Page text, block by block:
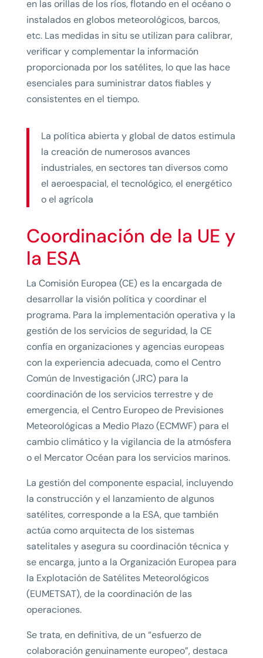
en las orillas de los ríos, flotando en el océano o
instalados en globos meteorológicos, barcos,
etc. Las medidas in situ se utilizan para calibrar,
verificar y complementar la información
proporcionada por los satélites, lo que las hace
esenciales para suministrar datos fiables y
consistentes en el tiempo.
La política abierta y global de datos estimula
la creación de numerosos avances
industriales, en sectores tan diversos como
el aeroespacial, el tecnológico, el energético
o el agrícola
Coordinación de la UE y
la ESA
La Comisión Europea (CE) es la encargada de
desarrollar la visión política y coordinar el
programa. Para la implementación operativa y la
gestión de los servicios de seguridad, la CE
confía en organizaciones y agencias europeas
con la experiencia adecuada, como el Centro
Común de Investigación (JRC) para la
coordinación de los servicios terrestre y de
emergencia, el Centro Europeo de Previsiones
Meteorológicas a Medio Plazo (ECMWF) para el
cambio climático y la vigilancia de la atmósfera
o el Mercator Océan para los servicios marinos.
La gestión del componente espacial, incluyendo
la construcción y el lanzamiento de algunos
satélites, corresponde a la ESA, que también
actúa como arquitecta de los sistemas
satelitales y asegura su coordinación técnica y
se encarga, junto a la Organización Europea para
la Explotación de Satélites Meteorológicos
(EUMETSAT), de la coordinación de las
operaciones.
Se trata, en definitiva, de un “esfuerzo de
colaboración genuinamente europeo”, destaca